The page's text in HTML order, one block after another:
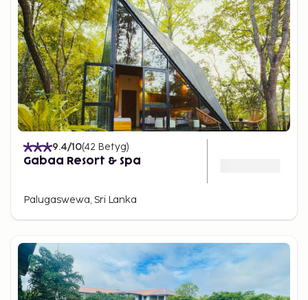
9.4/10(42 Betyg)
Gabaa Resort & Spa
Palugaswewa, Sri Lanka